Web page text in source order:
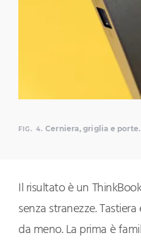
FIG. 4. Cerniera, griglia e porte.
Il risultato è un
senza stranezze.
da meno. La prima è